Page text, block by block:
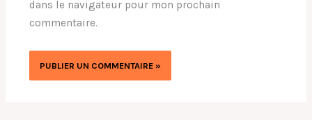
dans le navigateur pour mon prochain
commentaire.